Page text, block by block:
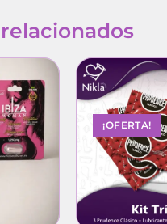
¡OFERTA!